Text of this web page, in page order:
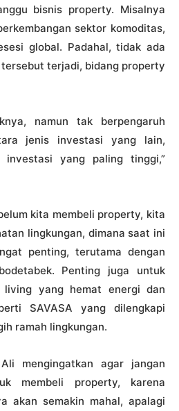
bisnis property. Misalnya
sektor komoditas,
global. Padahal, tidak ada
terjadi, bidang property
namun tak berpengaruh
jenis investasi yang lain,
yang paling tinggi,”
kita membeli property, kita
lingkungan, dimana saat ini
penting, terutama dengan
Penting juga untuk
living yang hemat energi dan
SAVASA yang dilengkapi
ramah lingkungan.
mengingatkan agar jangan
membeli property, karena
akan semakin mahal, apalagi